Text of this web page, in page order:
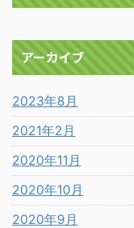
アーカイブ
2023年8月
2021年2月
2020年11月
2020年10月
2020年9月